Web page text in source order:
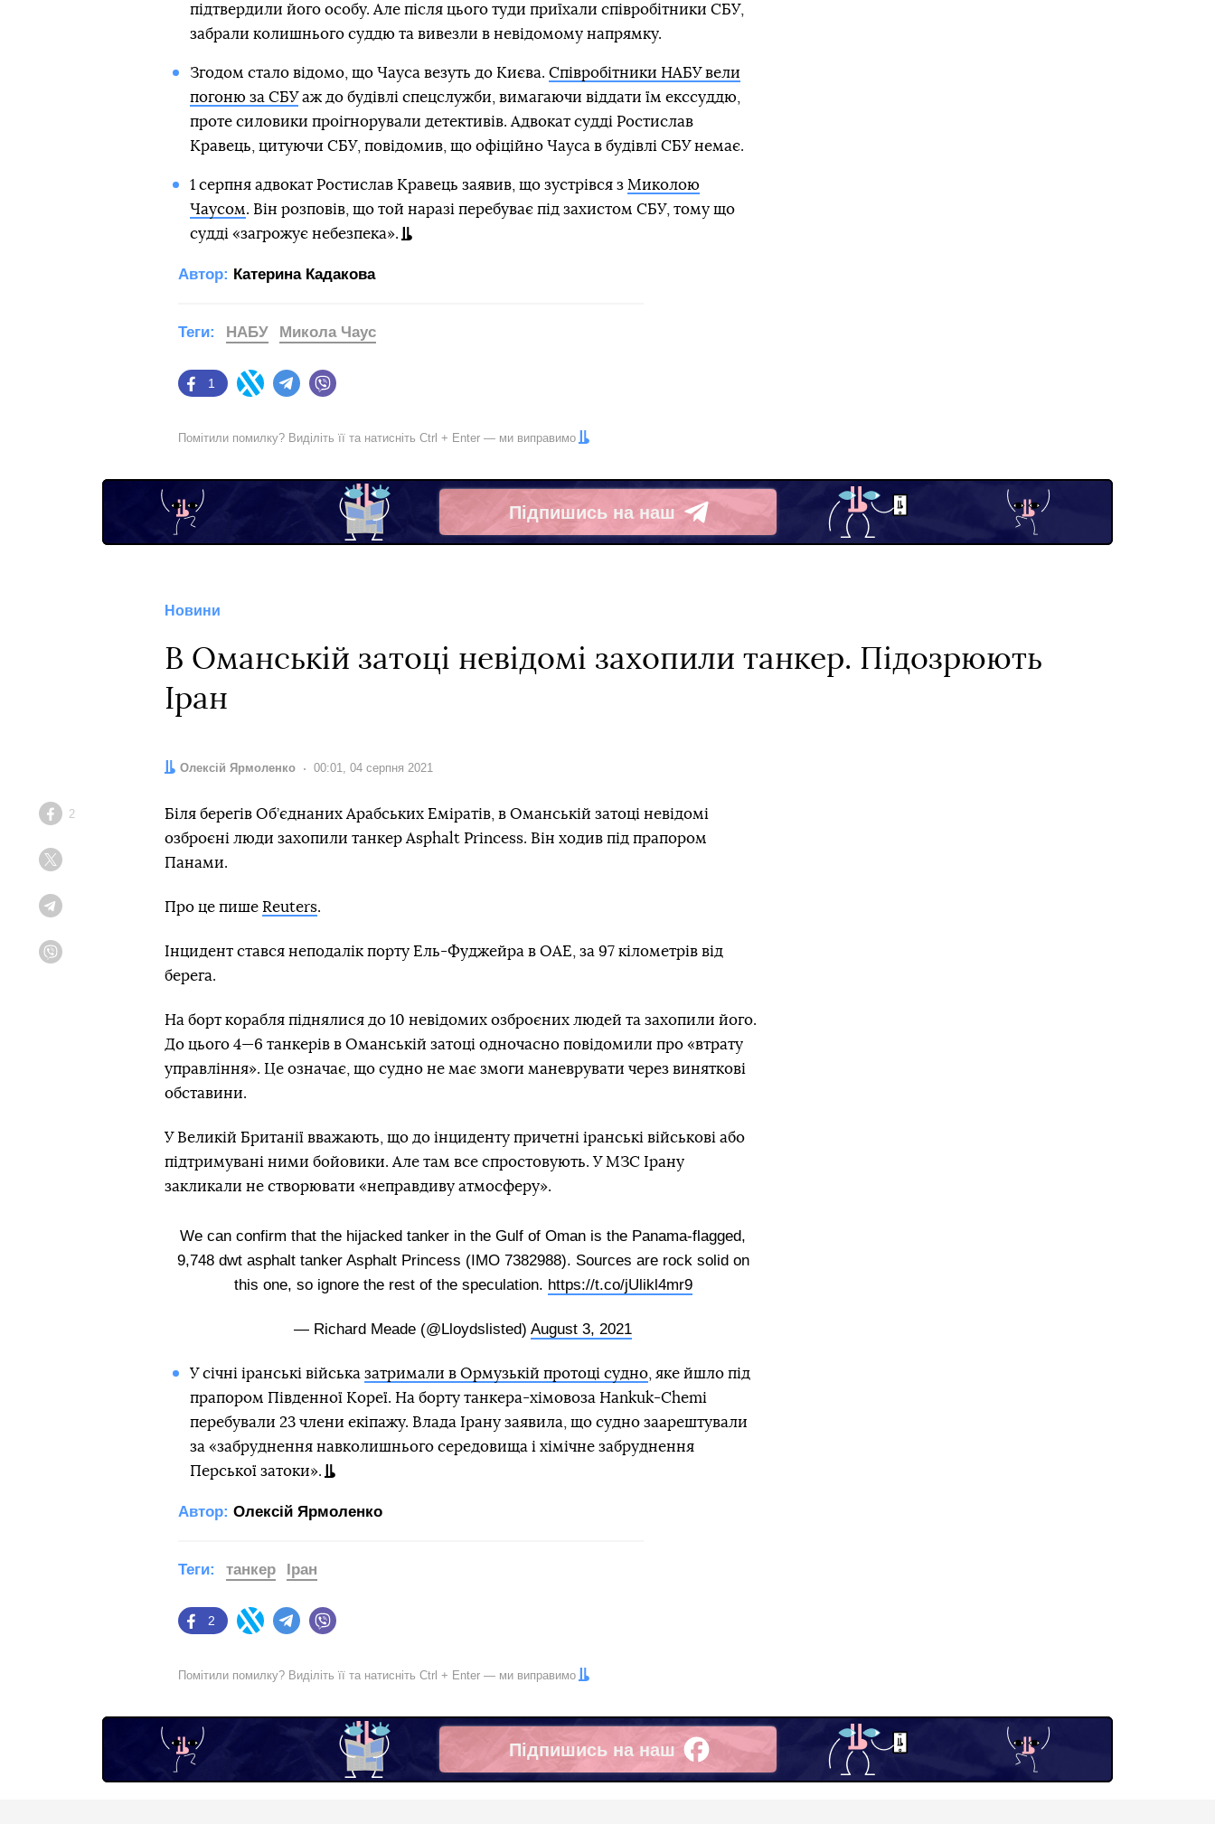
підтвердили його особу. Але після цього туди приїхали співробітники СБУ,
забрали колишнього суддю та вивезли в невідомому напрямку.
Згодом стало відомо, що Чауса везуть до Києва. Співробітники НАБУ вели
погоню за СБУаж до будівлі спецслужби, вимагаючи віддати їм екссуддю,
проте силовики проігнорували детективів. Адвокат судді Ростислав
Кравець, цитуючи СБУ, повідомив, що офіційно Чауса в будівлі СБУ немає.
1 серпня адвокат Ростислав Кравець заявив, що зустрівся з Миколою
Чаусом. Він розповів, що той наразі перебуває під захистом СБУ, тому що
судді «загрожує небезпека».
Автор: Катерина Кадакова
Facebook
1
Twitter Telegram
Теги: НАБУ Микола Чаус
Помітили помилку? Виділіть її та натисніть Ctrl + Enter — ми виправимо
Підпишись на наш
Telegram
Новини
В Оманській затоці невідомі захопили танкер. Підозрюють
Іран
Автор:
Олексій Ярмоленко Дата:
00:01, 04 серпня 2021
Facebook
2
Біля берегів Об’єднаних Арабських Еміратів, в Оманській затоці невідомі
озброєні люди захопили танкер Asphalt Princess. Він ходив під прапором
Панами.
Про це пише Reuters.
Інцидент стався неподалік порту Ель-Фуджейра в ОАЕ, за 97 кілометрів від
берега.
На борт корабля піднялися до 10 невідомих озброєних людей та захопили його.
До цього 4—6 танкерів в Оманській затоці одночасно повідомили про «втрату
управління». Це означає, що судно не має змоги маневрувати через виняткові
обставини.
У Великій Британії вважають, що до інциденту причетні іранські військові або
підтримувані ними бойовики. Але там все спростовують. У МЗС Ірану
закликали не створювати «неправдиву атмосферу».
We can confirm that the hijacked tanker in the Gulf of Oman is the Panama-flagged,
9,748 dwt asphalt tanker Asphalt Princess (IMO 7382988). Sources are rock solid on
this one, so ignore the rest of the speculation. https://t.co/jUlikl4mr9
— Richard Meade (@Lloydslisted) August 3, 2021
У січні іранські війська затримали в Ормузькій протоці судно, яке йшло під
прапором Південної Кореї. На борту танкера-хімовоза Hankuk-Chemi
перебували 23 члени екіпажу. Влада Ірану заявила, що судно заарештували
за «забруднення навколишнього середовища і хімічне забруднення
Перської затоки».
Автор: Олексій Ярмоленко
Facebook
2
Twitter Telegram
Теги: танкер Іран
Помітили помилку? Виділіть її та натисніть Ctrl + Enter — ми виправимо
Підпишись на наш
Facebook